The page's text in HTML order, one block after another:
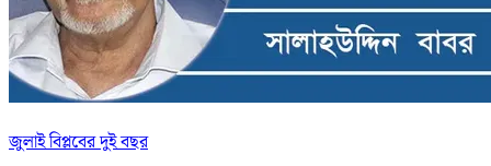
জুলাই বিপ্লবের দুই বছর